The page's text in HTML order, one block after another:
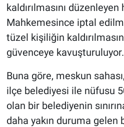
kaldırılmasını
Mahkemesince iptal
tüzel kişiliğin
güvenceye kavuşturuluyor.
Buna göre, meskun
ilçe belediyesi ile nüfusu
olan bir belediyenin
daha yakın duruma gelen